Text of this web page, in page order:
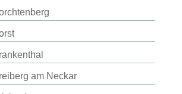
am Neckar